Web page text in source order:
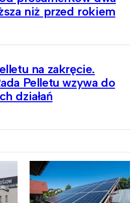
niż przed rokiem
na zakręcie.
Pelletu wzywa do
działań